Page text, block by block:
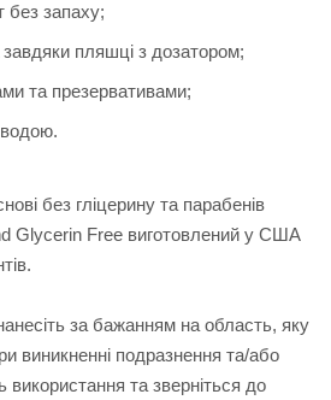
без запаху;
завдяки пляшці з дозатором;
та презервативами;
без гліцерину та парабенів
Glycerin Free виготовлений у США
за бажанням на область, яку
виникненні подразнення та/або
використання та зверніться до